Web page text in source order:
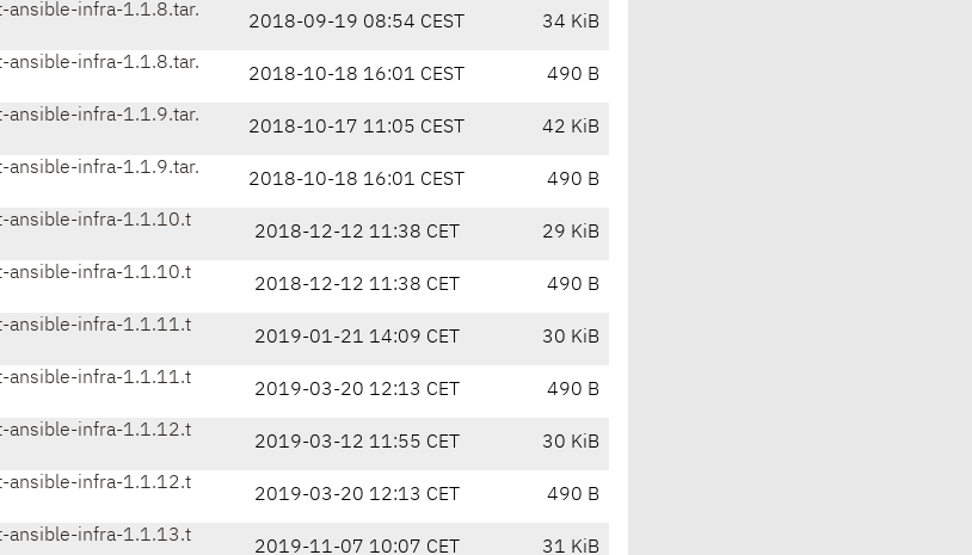
ansible-infra-1.1.8.tar.
2018-09-19 08:54 CEST 34 KiB
ansible-infra-1.1.8.tar.
2018-10-18 16:01 CEST 490 B
ansible-infra-1.1.9.tar.
2018-10-17 11:05 CEST 42 KiB
ansible-infra-1.1.9.tar.
2018-10-18 16:01 CEST 490 B
ansible-infra-1.1.10.t
2018-12-12 11:38 CET 29 KiB
ansible-infra-1.1.10.t
2018-12-12 11:38 CET 490 B
ansible-infra-1.1.11.t
2019-01-21 14:09 CET 30 KiB
ansible-infra-1.1.11.t
2019-03-20 12:13 CET 490 B
ansible-infra-1.1.12.t
2019-03-12 11:55 CET 30 KiB
ansible-infra-1.1.12.t
2019-03-20 12:13 CET 490 B
ansible-infra-1.1.13.t
2019-11-07 10:07 CET 31 KiB